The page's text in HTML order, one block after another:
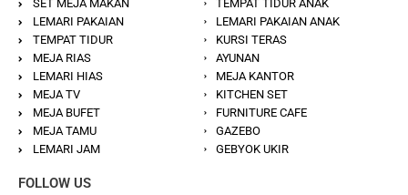
SET MEJA MAKAN
LEMARI PAKAIAN
TEMPAT TIDUR
MEJA RIAS
LEMARI HIAS
MEJA TV
MEJA BUFET
MEJA TAMU
LEMARI JAM
TEMPAT TIDUR ANAK
LEMARI PAKAIAN ANAK
KURSI TERAS
AYUNAN
MEJA KANTOR
KITCHEN SET
FURNITURE CAFE
GAZEBO
GEBYOK UKIR
FOLLOW US